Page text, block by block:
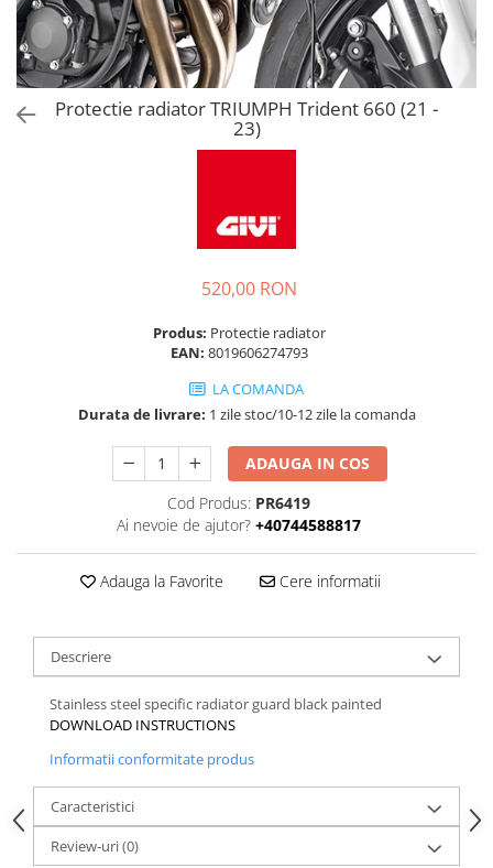
Protectie radiator TRIUMPH Trident 660 (21 -
23)
520,00 RON
Produs: Protectie radiator
EAN: 8019606274793
LA COMANDA
Durata de livrare: 1 zile stoc/10-12 zile la comanda
ADAUGA IN COS
Cod Produs: PR6419
Ai nevoie de ajutor? +40744588817
Adauga la Favorite Cere informatii
Descriere
Stainless steel specific radiator guard black painted
DOWNLOAD INSTRUCTIONS
Informatii conformitate produs
Caracteristici
Review-uri(0)